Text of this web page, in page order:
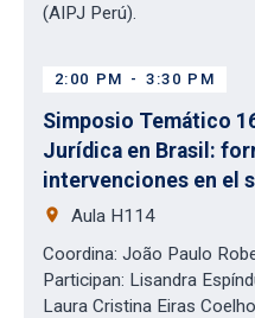
(AIPJ Perú).
2:00 PM - 3:30 PM
Simposio Temático
Jurídica en Brasil:
intervenciones en el
place
Aula H114
Coordina: João Paulo
Participan: Lisandra
Laura Cristina Eiras